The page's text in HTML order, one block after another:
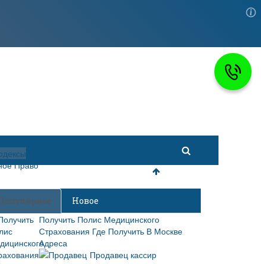
Право
Новое
Получить Полис Медицинского
Страхования Где Получить В Москве
Адреса
Продавец кассир